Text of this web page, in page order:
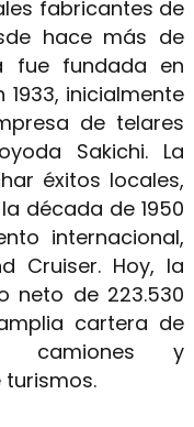
fabricantes de
hace más de
fue fundada en
inicialmente
de telares
Sakichi. La
éxitos locales,
década de 1950
internacional,
Cruiser. Hoy, la
neto de 223.530
cartera de
camiones y